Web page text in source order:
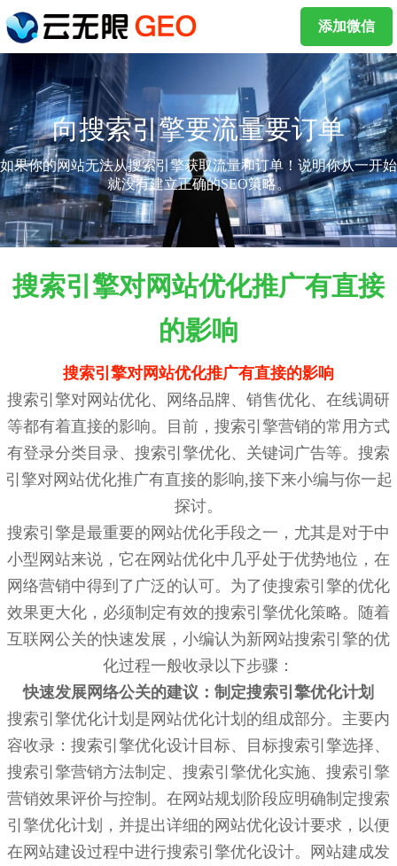
添加微信
向搜索引擎要流量要订单
如果你的网站无法从搜索引擎获取流量和订单！说明你从一开始
就没有建立正确的SEO策略。
搜索引擎对网站优化推广有直接
的影响
搜索引擎对网站优化推广有直接的影响
搜索引擎对网站优化、网络品牌、销售优化、在线调研
等都有着直接的影响。目前，搜索引擎营销的常用方式
有登录分类目录、搜索引擎优化、关键词广告等。搜索
引擎对网站优化推广有直接的影响,接下来小编与你一起
探讨。
搜索引擎是最重要的网站优化手段之一，尤其是对于中
小型网站来说，它在网站优化中几乎处于优势地位，在
网络营销中得到了广泛的认可。为了使搜索引擎的优化
效果更大化，必须制定有效的搜索引擎优化策略。随着
互联网公关的快速发展，小编认为新网站搜索引擎的优
化过程一般收录以下步骤：
快速发展网络公关的建议：制定搜索引擎优化计划
搜索引擎优化计划是网站优化计划的组成部分。主要内
容收录：搜索引擎优化设计目标、目标搜索引擎选择、
搜索引擎营销方法制定、搜索引擎优化实施、搜索引擎
营销效果评价与控制。在网站规划阶段应明确制定搜索
引擎优化计划，并提出详细的网站优化设计要求，以便
在网站建设过程中进行搜索引擎优化设计。网站建成发